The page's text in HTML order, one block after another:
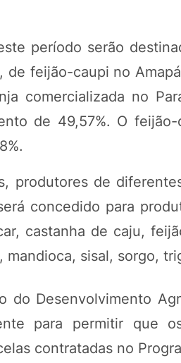
período serão
de feijão-caupi no
comercializada no
de 49,57%. O
produtores de
concedido para
castanha de caju,
mandioca, sisal, sorgo,
do Desenvolvimento
para permitir que
contratadas no